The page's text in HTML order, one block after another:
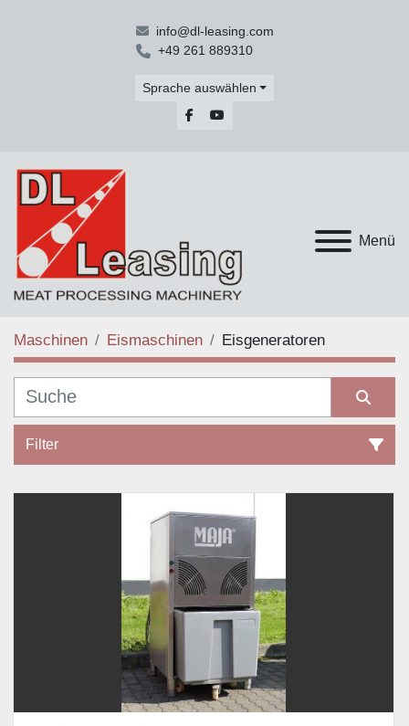
info@dl-leasing.com
+49 261 889310
Sprache auswählen
facebookyoutube
Menü
Maschinen Eismaschinen Eisgeneratoren
Filter
Eisgeneratoren (2)
Sortieren nach